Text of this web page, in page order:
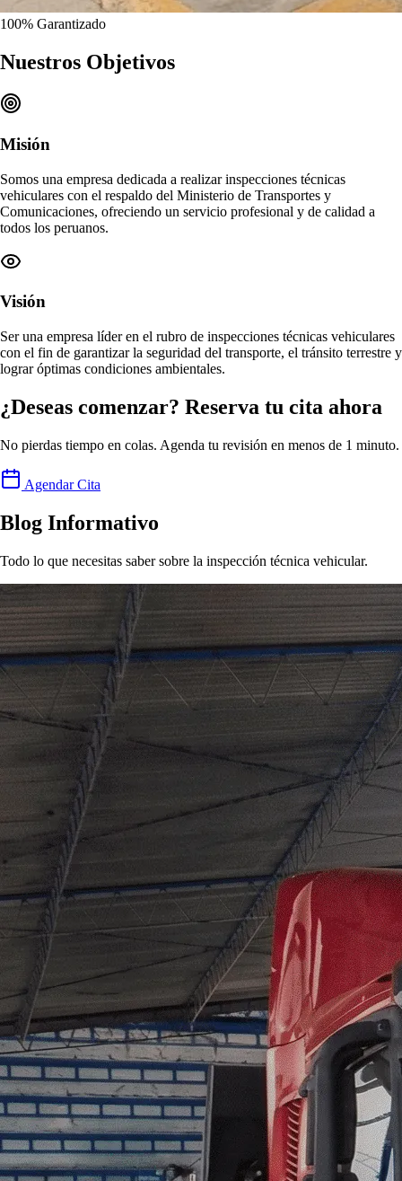
100% Garantizado
Nuestros Objetivos
Misión
Somos una empresa dedicada a realizarinspecciones técnicas
vehiculares con el respaldo del Ministerio de Transportes y
Comunicaciones, ofreciendo un servicio profesional y de calidad a
todos los peruanos.
Visión
Ser una empresa líder en el rubro de inspecciones técnicas vehiculares
con el fin de garantizar la seguridad del transporte, el tránsito terrestre y
lograróptimas condiciones ambientales.
¿Deseas comenzar? Reserva tu cita ahora
No pierdas tiempo en colas. Agenda tu revisión en menos de 1 minuto.
Agendar Cita
Blog Informativo
Todo lo que necesitas saber sobre la inspección técnica vehicular.